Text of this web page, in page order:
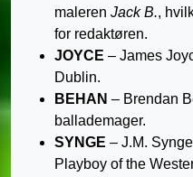
maleren Jack B.,
for redaktøren.
JOYCE – James
Dublin.
BEHAN – Brendan
ballademager.
SYNGE – J.M.
Playboy of the